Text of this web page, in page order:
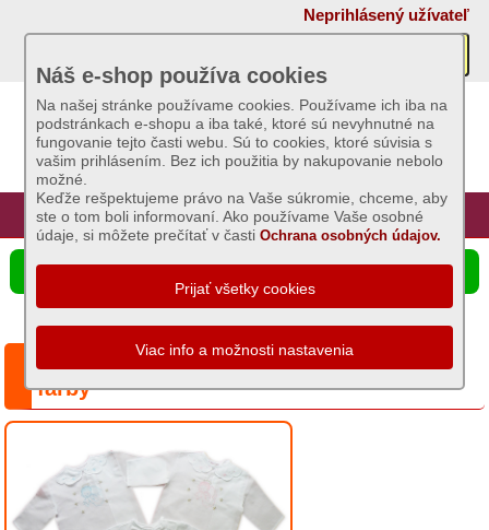
Neprihlásený užívateľ
Úvod Hlavná stránka Prihlásenie Registrácia
Náš e-shop používa cookies
Na našej stránke používame cookies. Používame ich iba na
podstránkach e-shopu a iba také, ktoré sú nevyhnutné na
fungovanie tejto časti webu. Sú to cookies, ktoré súvisia s
vašim prihlásením. Bez ich použitia by nakupovanie nebolo
možné.
Keďže rešpektujeme právo na Vaše súkromie, chceme, aby
ste o tom boli informovaní. Ako používame Vaše osobné
údaje, si môžete prečítať v častiOchrana osobných údajov.
☰ Ponuka produktov
Akcie
Sviečky
Umelé
kvety
Semená
osivá
Chovateľské
Grilovací
program
Séria: Košieľka na krst, Anjelik - rôzne
farby